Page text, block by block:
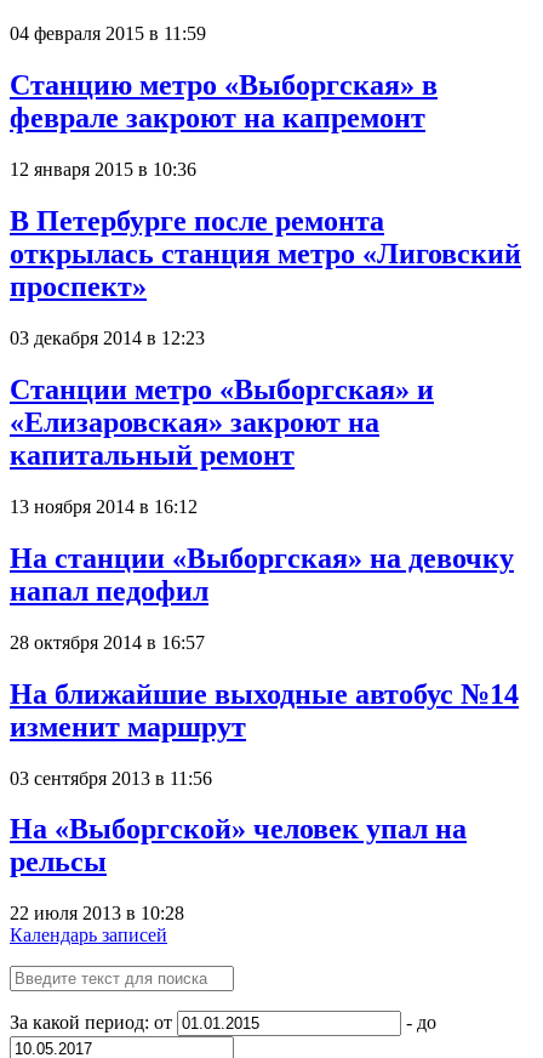
04 февраля 2015 в 11:59
Станцию метро «Выборгская» в
феврале закроют на капремонт
12 января 2015 в 10:36
В Петербурге после ремонта
открылась станция метро «Лиговский
проспект»
03 декабря 2014 в 12:23
Станции метро «Выборгская» и
«Елизаровская» закроют на
капитальный ремонт
13 ноября 2014 в 16:12
На станции «Выборгская» на девочку
напал педофил
28 октября 2014 в 16:57
На ближайшие выходные автобус №14
изменит маршрут
03 сентября 2013 в 11:56
На «Выборгской» человек упал на
рельсы
22 июля 2013 в 10:28
Календарь записей
За какой период: от - до